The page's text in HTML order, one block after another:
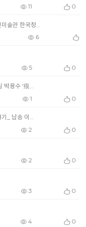
0
11
[모긴미술관] 어둠에서 한국서예의 희망을 보다.-모긴미술관 한국청년서예 대표작가 5인 초대전
6
0
5
[모긴미술관] 공연연계형 창작사업 카타르시스 < 석심 박용수 '痕跡' >
0
1
2018모긴미술관 선정 청년작가 릴레이전 3번째 이야기_ 남송 이장욱'一步展'
0
2
0
2
0
3
0
4